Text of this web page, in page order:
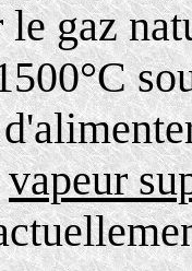
gaz
vapeur